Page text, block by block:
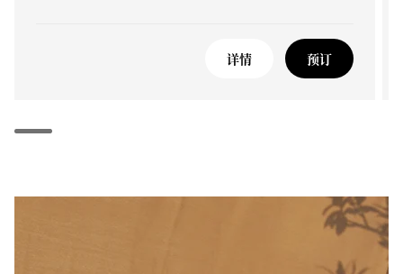
详情 预订